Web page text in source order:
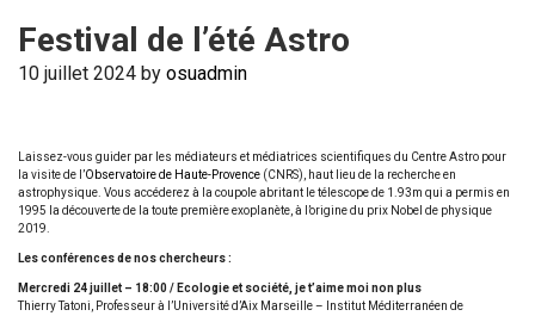
Festival de l’été Astro
10 juillet 2024 by osuadmin
Laissez-vous guider par les médiateurs et médiatrices scientifiques du Centre Astro pour
la visite de l’Observatoire de Haute-Provence (CNRS), haut lieu de la recherche en
astrophysique. Vous accéderez à la coupole abritant le télescope de 1.93m qui a permis en
1995 la découverte de la toute première exoplanète, à l’origine du prix Nobel de physique
2019.
Les conférences de nos chercheurs :
Mercredi 24 juillet – 18:00 / Ecologie et société, je t’aime moi non plus
Thierry Tatoni, Professeur à l’Université d’Aix Marseille – Institut Méditerranéen de